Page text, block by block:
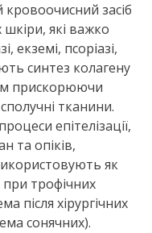
засіб
які важко
екземі, псоріазі,
синтез колагену
прискорюючи
тканини.
епітелізації,
та опіків,
як
трофічних
після хірургічних
сонячних).